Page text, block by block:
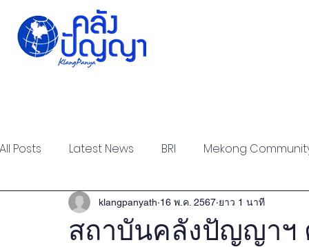
All Posts Latest News BRI Mekong
Strategic Forum Think Tank Forum
สถาบันคลังปัญญาฯ
klangpanyath 16 พ.ค. 2567 ยาว 1 นาที